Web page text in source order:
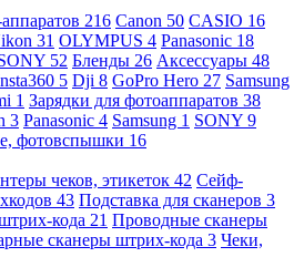
216 Canon 50 CASIO 16
31 OLYMPUS 4 Panasonic 18
52 Бленды 26 Аксессуары 48
5 Dji 8 GoPro Hero 27 Samsung
1 Зарядки для фотоаппаратов 38
3 Panasonic 4 Samsung 1 SONY 9
фотовспышки 16
чеков, этикеток 42 Сейф-
43 Подставка для сканеров 3
кода 21 Проводные сканеры
сканеры штрих-кода 3 Чеки,